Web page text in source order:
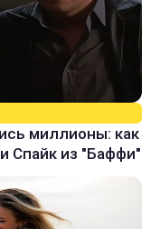
миллионы: как
Спайк из "Баффи"